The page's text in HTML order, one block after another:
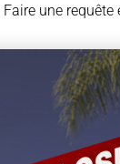
Faire une